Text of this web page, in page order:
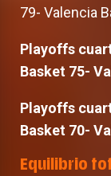
79- Valencia
Playoffs
Basket 75-
Playoffs
Basket 70-
Equilibrio